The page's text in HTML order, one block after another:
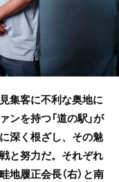
集客に不利な奥地に
を持つ「道の駅」が
深く根ざし、その魅
と努力だ。それぞれ
履正会長（右）と南